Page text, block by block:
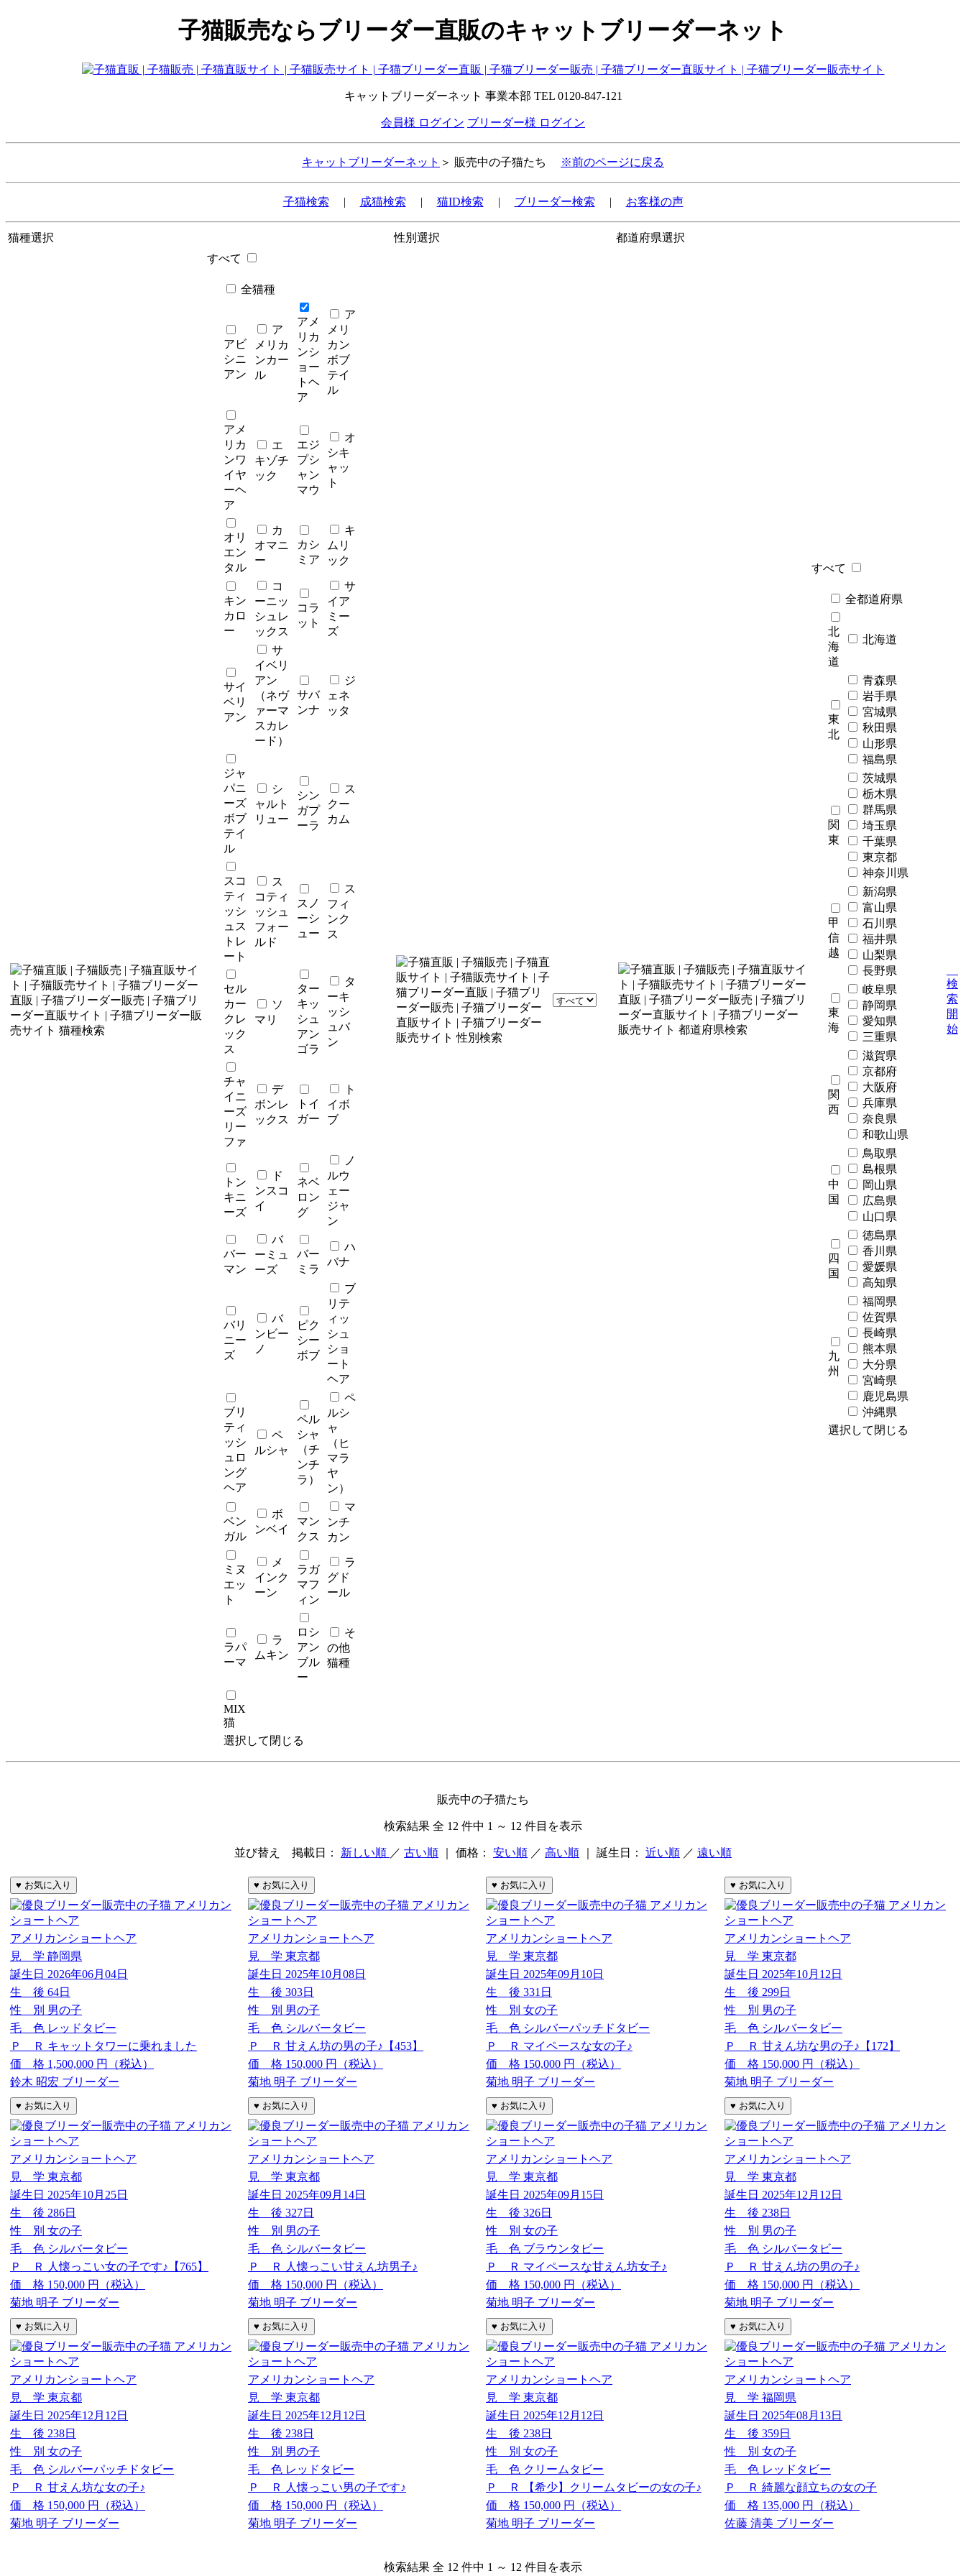
子猫販売ならブリーダー直販のキャットブリーダーネット
キャットブリーダーネット 事業本部 TEL 0120-847-121
会員様 ログイン ブリーダー様 ログイン
キャットブリーダーネット ＞ 販売中の子猫たち ※前のページに戻る
子猫検索 | 成猫検索 | 猫ID検索 | ブリーダー検索 | お客様の声
猫種選択 性別選択
都道府県選択
すべて
全猫種
アビ
シニ
アン
ア
メリカ
ンカー
ル
アメ
リカ
ンシ
ョー
トヘ
ア
ア
メリ
カン
ボブ
テイ
ル
アメ
リカ
ンワ
イヤ
ーヘ
ア
エ
キゾチ
ック
エジ
プシ
ャン
マウ
オ
シキ
ャッ
ト
オリ
エン
タル
カ
オマニ
ー
カシ
ミア
キ
ムリ
ック
キン
カロ
ー
コ
ーニッ
シュレ
ックス
コラ
ット
サ
イア
ミー
ズ
サイ
ベリ
アン
サ
イベリ
アン
（ネヴ
ァーマ
スカレ
ード）
サバ
ンナ
ジ
ェネ
ッタ
ジャ
パニ
ーズ
ボブ
テイ
ル
シ
ャルト
リュー
シン
ガプ
ーラ
ス
クー
カム
スコ
ティ
ッシ
ュス
トレ
ート
ス
コティ
ッシュ
フォー
ルド
スノ
ーシ
ュー
ス
フィ
ンク
ス
セル
カー
クレ
ック
ス
ソ
マリ
ター
キッ
シュ
アン
ゴラ
タ
ーキ
ッシ
ュバ
ン
チャ
イニ
ーズ
リー
ファ
デ
ボンレ
ックス
トイ
ガー
ト
イボ
ブ
トン
キニ
ーズ
ド
ンスコ
イ
ネベ
ロン
グ
ノ
ルウ
ェー
ジャ
ン
バー
マン
バ
ーミュ
ーズ
バー
ミラ
ハ
バナ
バリ
ニー
ズ
バ
ンビー
ノ
ピク
シー
ボブ
ブ
リテ
ィッ
シュ
ショ
ート
ヘア
ブリ
ティ
ッシ
ュロ
ング
ヘア
ペ
ルシャ
ペル
シャ
（チ
ンチ
ラ）
ペ
ルシ
ャ
（ヒ
マラ
ヤ
ン）
ベン
ガル
ボ
ンベイ
マン
クス
マ
ンチ
カン
ミヌ
エッ
ト
メ
インク
ーン
ラガ
マフ
ィン
ラ
グド
ール
ラパ
ーマ
ラ
ムキン
ロシ
アン
ブル
ー
そ
の他
猫種
MIX
猫
選択して閉じる
すべて
全都道府県
北
海
道
北海道
東
北
青森県
岩手県
宮城県
秋田県
山形県
福島県
関
東
茨城県
栃木県
群馬県
埼玉県
千葉県
東京都
神奈川県
甲
信
越
新潟県
富山県
石川県
福井県
山梨県
長野県
東
海
岐阜県
静岡県
愛知県
三重県
関
西
滋賀県
京都府
大阪府
兵庫県
奈良県
和歌山県
中
国
鳥取県
島根県
岡山県
広島県
山口県
四
国
徳島県
香川県
愛媛県
高知県
九
州
福岡県
佐賀県
長崎県
熊本県
大分県
宮崎県
鹿児島県
沖縄県
選択して閉じる
検
索
開
始
販売中の子猫たち
検索結果 全 12 件中 1 ～ 12 件目を表示
並び替え 掲載日： 新しい順 ／ 古い順 ｜ 価格： 安い順 ／ 高い順 ｜ 誕生日： 近い順 ／ 遠い順
アメリカンショートヘア
見 学 静岡県
誕生日 2026年06月04日
生 後 64日
性 別 男の子
毛 色 レッドタビー
Ｐ Ｒ キャットタワーに乗れました
価 格 1,500,000 円（税込）
鈴木 昭宏 ブリーダー
アメリカンショートヘア
見 学 東京都
誕生日 2025年10月08日
生 後 303日
性 別 男の子
毛 色 シルバータビー
Ｐ Ｒ 甘えん坊の男の子♪【453】
価 格 150,000 円（税込）
菊地 明子 ブリーダー
アメリカンショートヘア
見 学 東京都
誕生日 2025年09月10日
生 後 331日
性 別 女の子
毛 色 シルバーパッチドタビー
Ｐ Ｒ マイペースな女の子♪
価 格 150,000 円（税込）
菊地 明子 ブリーダー
アメリカンショートヘア
見 学 東京都
誕生日 2025年10月12日
生 後 299日
性 別 男の子
毛 色 シルバータビー
Ｐ Ｒ 甘えん坊な男の子♪【172】
価 格 150,000 円（税込）
菊地 明子 ブリーダー
アメリカンショートヘア
見 学 東京都
誕生日 2025年10月25日
生 後 286日
性 別 女の子
毛 色 シルバータビー
Ｐ Ｒ
人懐っこい女の子です♪【765】
価 格 150,000 円（税込）
菊地 明子 ブリーダー
アメリカンショートヘア
見 学 東京都
誕生日 2025年09月14日
生 後 327日
性 別 男の子
毛 色 シルバータビー
Ｐ Ｒ
人懐っこい甘えん坊男子♪
価 格 150,000 円（税込）
菊地 明子 ブリーダー
アメリカンショートヘア
見 学 東京都
誕生日 2025年09月15日
生 後 326日
性 別 女の子
毛 色 ブラウンタビー
Ｐ Ｒ マイペースな甘えん坊女子♪
価 格 150,000 円（税込）
菊地 明子 ブリーダー
アメリカンショートヘア
見 学 東京都
誕生日 2025年12月12日
生 後 238日
性 別 男の子
毛 色 シルバータビー
Ｐ Ｒ 甘えん坊の男の子♪
価 格 150,000 円（税込）
菊地 明子 ブリーダー
アメリカンショートヘア
見 学 東京都
誕生日 2025年12月12日
生 後 238日
性 別 女の子
毛 色 シルバーパッチドタビー
Ｐ Ｒ 甘えん坊な女の子♪
価 格 150,000 円（税込）
菊地 明子 ブリーダー
アメリカンショートヘア
見 学 東京都
誕生日 2025年12月12日
生 後 238日
性 別 男の子
毛 色 レッドタビー
Ｐ Ｒ
人懐っこい男の子です♪
価 格 150,000 円（税込）
菊地 明子 ブリーダー
アメリカンショートヘア
見 学 東京都
誕生日 2025年12月12日
生 後 238日
性 別 女の子
毛 色 クリームタビー
Ｐ Ｒ
【希少】クリームタビーの女の子♪
価 格 150,000 円（税込）
菊地 明子 ブリーダー
アメリカンショートヘア
見 学 福岡県
誕生日 2025年08月13日
生 後 359日
性 別 女の子
毛 色 レッドタビー
Ｐ Ｒ 綺麗な顔立ちの女の子
価 格 135,000 円（税込）
佐藤 清美 ブリーダー
検索結果 全 12 件中 1 ～ 12 件目を表示